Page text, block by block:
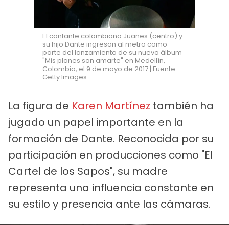
El cantante colombiano Juanes (centro) y
su hijo Dante ingresan al metro como
parte del lanzamiento de su nuevo álbum
"Mis planes son amarte" en Medellín,
Colombia, el 9 de mayo de 2017 | Fuente:
Getty Images
La figura de Karen Martínez también ha
jugado un papel importante en la
formación de Dante. Reconocida por su
participación en producciones como "El
Cartel de los Sapos", su madre
representa una influencia constante en
su estilo y presencia ante las cámaras.